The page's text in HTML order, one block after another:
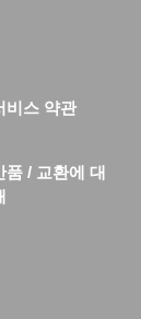
비스 약관
품 / 교환에 대